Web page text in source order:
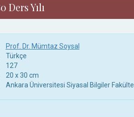
Ders Yılı
Prof. Dr. Mümtaz Soysal
Türkçe
127
20 x 30 cm
Ankara Üniversitesi Siyasal Bilgiler